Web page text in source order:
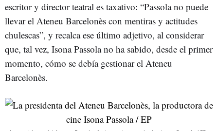
escritor y director teatral es taxativo: “Passola no puede
llevar el Ateneu Barcelonès con mentiras y actitudes
chulescas”, y recalca ese último adjetivo, al considerar
que, tal vez, Isona Passola no ha sabido, desde el primer
momento, cómo se debía gestionar el Ateneu
Barcelonès.